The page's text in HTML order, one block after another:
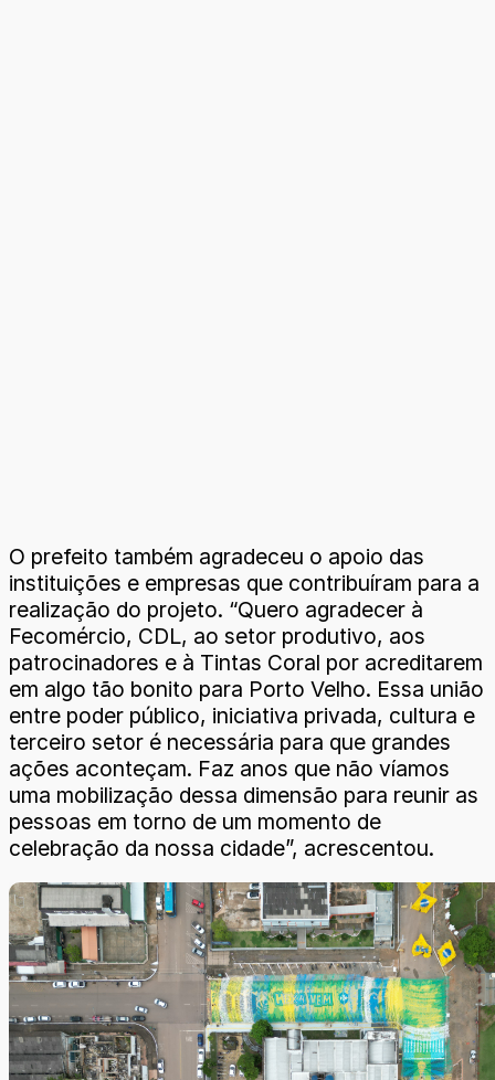
O prefeito também agradeceu o apoio das
instituições e empresas que contribuíram para a
realização do projeto. “Quero agradecer à
Fecomércio, CDL, ao setor produtivo, aos
patrocinadores e à Tintas Coral por acreditarem
em algo tão bonito para Porto Velho. Essa união
entre poder público, iniciativa privada, cultura e
terceiro setor é necessária para que grandes
ações aconteçam. Faz anos que não víamos
uma mobilização dessa dimensão para reunir as
pessoas em torno de um momento de
celebração da nossa cidade”, acrescentou.